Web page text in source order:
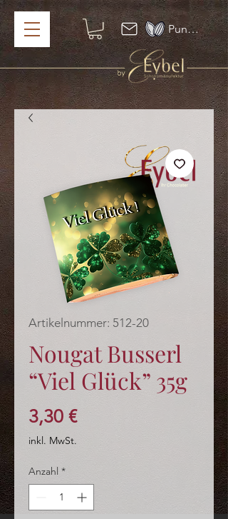
Punkte ansehen
Artikelnummer: 512-20
Nougat Busserl
“Viel Glück” 35g
3,30 €Preis
inkl. MwSt.
Anzahl *